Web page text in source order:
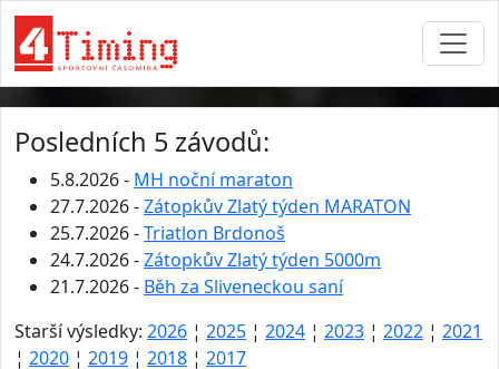
Posledních 5 závodů:
5.8.2026 - MH noční maraton
27.7.2026 -Zátopkův Zlatý týden MARATON
25.7.2026 -Triatlon Brdonoš
24.7.2026 -Zátopkův Zlatý týden 5000m
21.7.2026 - Běh za Sliveneckou saní
Starší výsledky: 2026 ¦ 2025 ¦ 2024 ¦ 2023 ¦ 2022 ¦ 2021
¦ 2020 ¦ 2019 ¦ 2018 ¦ 2017